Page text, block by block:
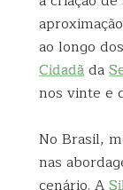
ao longo
Cidadãda
nos vinte e
No Brasil,
nas